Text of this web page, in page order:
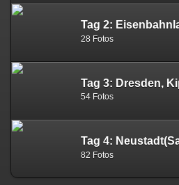
28 Fotos
54 Fotos
Tag 4:
82 Fotos